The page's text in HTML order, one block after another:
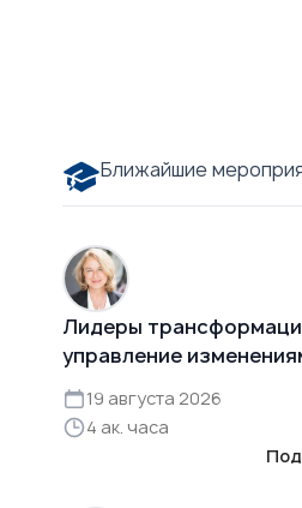
Ближайшие
Лидеры
управление
19 августа 2026
4 ак. часа